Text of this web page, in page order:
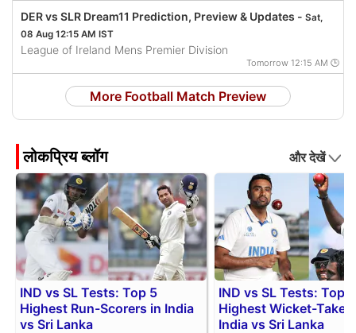
DER vs SLR Dream11 Prediction, Preview & Updates - Sat,
08 Aug 12:15 AM IST
League of Ireland Mens Premier Division
Tomorrow 12:15 AM 🕒
More Football Match Preview
लोकप्रिय ब्लॉग और देखें
IND vs SL Tests: Top 5
Highest Run-Scorers in India
vs Sri Lanka
IND vs SL Tests: Top 5
Highest Wicket-
India vs Sri Lanka